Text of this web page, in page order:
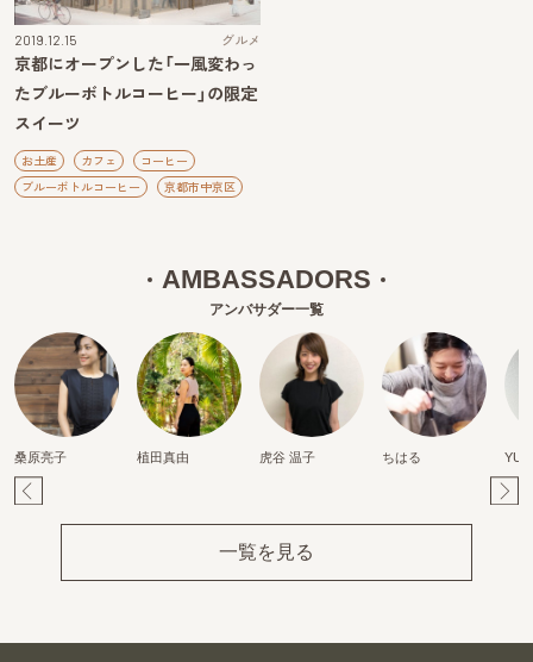
2019.12.15 グルメ
京都にオープンした「一風変わっ
たブルーボトルコーヒー」の限定
スイーツ
お土産 カフェ
コーヒー
ブルーボトルコーヒー
京都市中京区
AMBASSADORS
アンバサダー一覧
桑原亮子 植田真由 虎谷 温子 ちはる
一覧を見る